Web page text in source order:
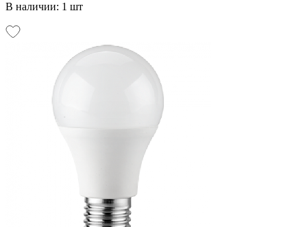
В наличии: 1 шт